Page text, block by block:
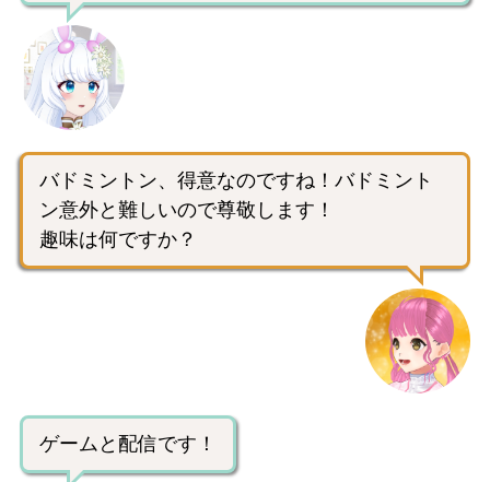
バドミントン、得意なのですね！バドミント
ン意外と難しいので尊敬します！
趣味は何ですか？
ゲームと配信です！